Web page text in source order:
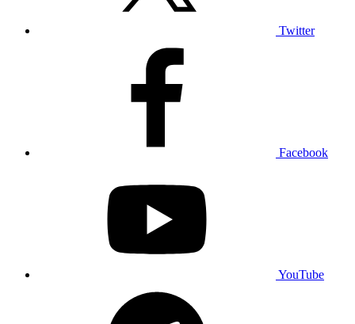
Twitter
Facebook
YouTube